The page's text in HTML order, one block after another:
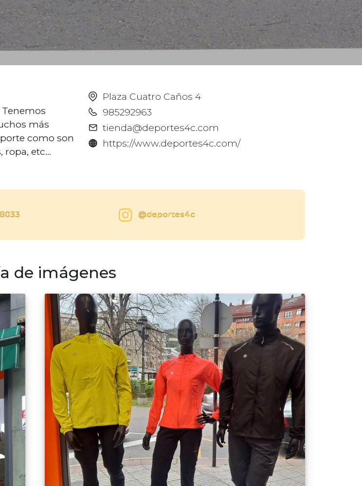
Tenemos
más
como son
etc...
Plaza Cuatro Caños 4
985292963
tienda@deportes4c.com
https://www.deportes4c.com/
@deportes4c
de imágenes